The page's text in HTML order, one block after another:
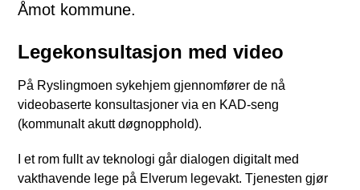
Åmot kommune.
Legekonsultasjon med video
På Ryslingmoen sykehjem gjennomfører de nå
videobaserte konsultasjoner via en KAD-seng
(kommunalt akutt døgnopphold).
I et rom fullt av teknologi går dialogen digitalt med
vakthavende lege på Elverum legevakt. Tjenesten gjør